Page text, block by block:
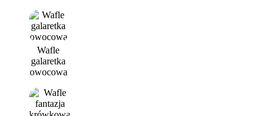
Wafle
galaretka
owocowa